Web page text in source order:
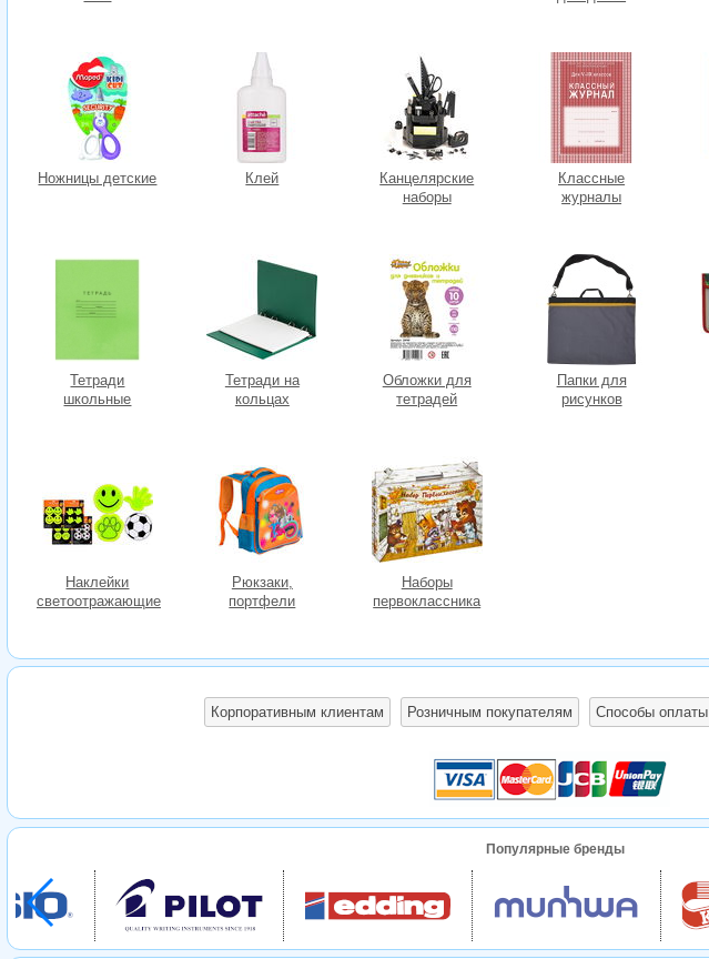
Ножницы детские Клей
Канцелярские
наборы
Классные
журналы
Тетради
школьные
Тетради на
кольцах
Обложки для
тетрадей
Папки для
рисунков
Наклейки
светоотражающие
Рюкзаки,
портфели
Наборы
первоклассника
Корпоративным клиентам Розничным покупателям Способы оплаты
Популярные бренды